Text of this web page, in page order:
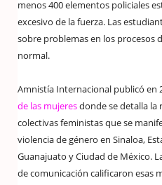
menos 400 elementos policiales
excesivo de la fuerza. Las
sobre problemas en los procesos
normal.
Amnistía Internacional publicó en
de las mujeresdonde se detalla la
colectivas feministas que se
violencia de género en Sinaloa,
Guanajuato y Ciudad de México.
de comunicación calificaron esas